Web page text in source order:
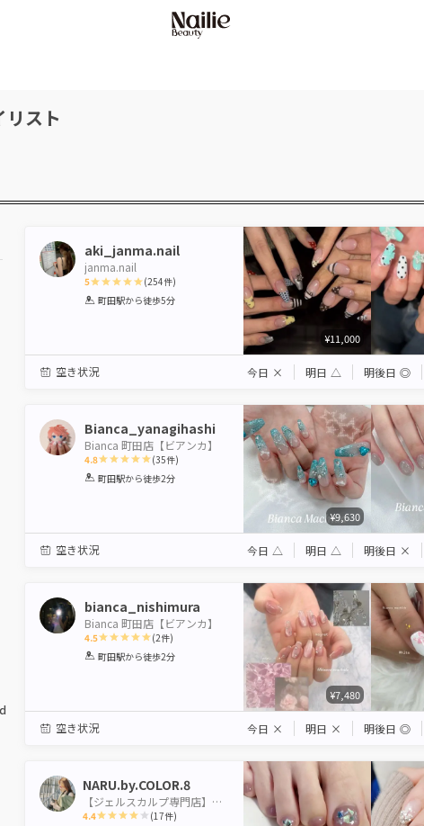
スト
aki_janma.nail
janma.nail
5
1 2 3 4 5
(254件)
町田駅から徒歩5分
¥11,000
空き状況 今日 × 明日 △ 明後日 ◎
Bianca_yanagihashi
Bianca 町田店【ビアンカ】
4.8
1 2 3 4 5
(35件)
町田駅から徒歩2分
¥9,630
空き状況 今日 △ 明日 △ 明後日 ×
bianca_nishimura
Bianca 町田店【ビアンカ】
4.5
1 2 3 4 5
(2件)
町田駅から徒歩2分
¥7,480
空き状況 今日 × 明日 × 明後日 ◎
NARU.by.COLOR.8
【ジェルスカルプ専門店】ネイルサロンカラーエイト町田駅前店
4.4 (17件)